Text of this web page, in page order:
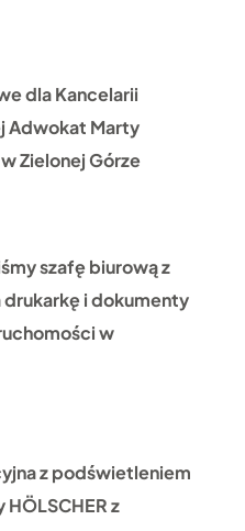
dla Kancelarii
Adwokat Marty
Zielonej Górze
szafę biurową z
drukarkę i dokumenty
w
z podświetleniem
HÖLSCHER z